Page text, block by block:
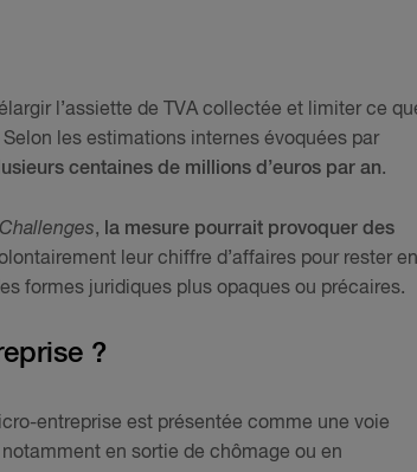
l’assiette de TVA collectée et limiter ce
les estimations internes évoquées par
centaines de millions d’euros par an.
Challenges, la mesure pourrait provoquer des
leur chiffre d’affaires pour rester en
formes juridiques plus opaques ou précaires.
?
entreprise est présentée comme une voie
en sortie de chômage ou en